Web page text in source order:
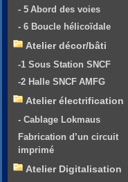
- 5 Abord des voies
- 6 Boucle hélicoïdale
Atelier décor/bâti
-1 Sous Station SNCF
-2 Halle SNCF AMFG
Atelier électrification
- Cablage Lokmaus
Fabrication d’un circuit
imprimé
Atelier Digitalisation